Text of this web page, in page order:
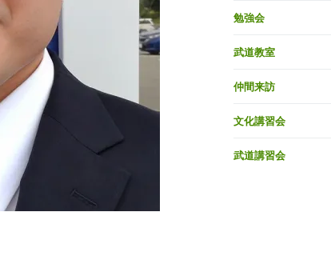
勉強会
武道教室
仲間来訪
文化講習会
武道講習会